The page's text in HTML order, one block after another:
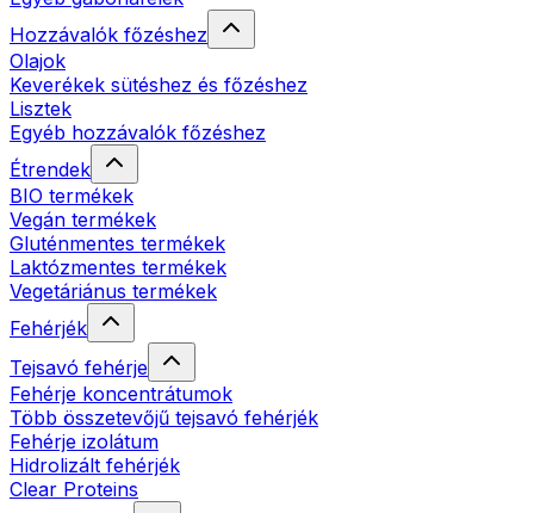
Hozzávalók főzéshez
Olajok
Keverékek sütéshez és főzéshez
Lisztek
Egyéb hozzávalók főzéshez
Étrendek
BIO termékek
Vegán termékek
Gluténmentes termékek
Laktózmentes termékek
Vegetáriánus termékek
Fehérjék
Tejsavó fehérje
Fehérje koncentrátumok
Több összetevőjű tejsavó fehérjék
Fehérje izolátum
Hidrolizált fehérjék
Clear Proteins